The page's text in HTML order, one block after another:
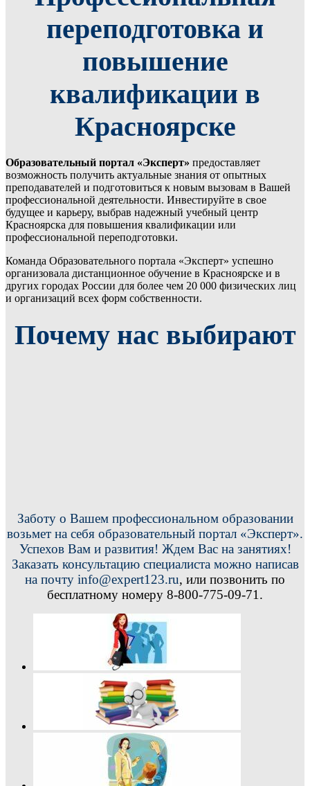
переподготовка и
повышение
квалификации в
Красноярске
Образовательный портал «Эксперт» предоставляет
возможность получить актуальные знания от опытных
преподавателей и подготовиться к новым вызовам в Вашей
профессиональной деятельности. Инвестируйте в свое
будущее и карьеру, выбрав надежный учебный центр
Красноярска для повышения квалификации или
профессиональной переподготовки.
Команда Образовательного портала «Эксперт» успешно
организовала дистанционное обучение в Красноярске и в
других городах России для более чем 20 000 физических лиц
и организаций всех форм собственности.
Почему нас выбирают
Заботу о Вашем профессиональном образовании
возьмет на себя образовательный портал «Эксперт».
Успехов Вам и развития! Ждем Вас на занятиях!
Заказать консультацию специалиста можно написав
на почту info@expert123.ru, или позвонить по
бесплатному номеру 8-800-775-09-71.